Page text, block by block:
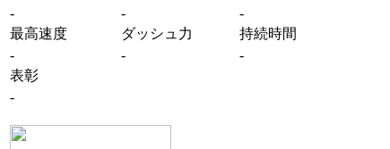
-
-
-
最高速度
ダッシュ力
持続時間
-
-
-
表彰
-